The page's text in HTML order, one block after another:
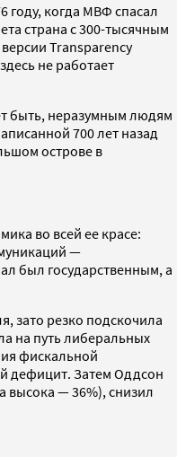
году, когда МВФ спасал
страна с 300-тысячным
Transparency
не работает
быть, неразумным людям
700 лет назад
острове в
во всей ее красе:
—
был государственным, а
зато резко подскочила
на путь либеральных
фискальной
дефицит. Затем Оддсон
высока — 36%), снизил